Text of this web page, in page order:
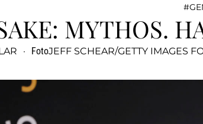
MYTHOS.
· FotoJEFF SCHEAR/GETTY IMAGES